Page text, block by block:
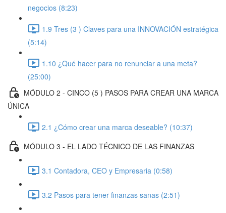
negocios (8:23)
1.9 Tres (3 ) Claves para una INNOVACIÓN estratégica
(5:14)
1.10 ¿Qué hacer para no renunciar a una meta?
(25:00)
MÓDULO 2 - CINCO (5 ) PASOS PARA CREAR UNA MARCA
ÚNICA
2.1 ¿Cómo crear una marca deseable? (10:37)
MÓDULO 3 - EL LADO TÉCNICO DE LAS FINANZAS
3.1 Contadora, CEO y Empresaria (0:58)
3.2 Pasos para tener finanzas sanas (2:51)